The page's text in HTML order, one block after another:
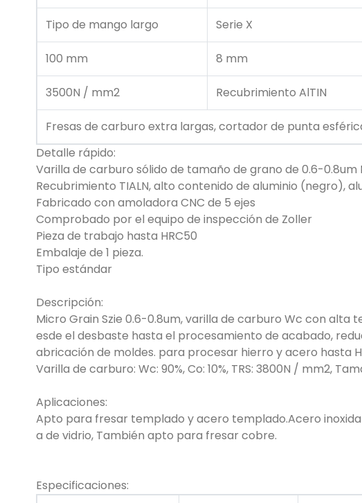
Tipo de mango largo Serie X
100 mm 8 mm
3500N / mm2 Recubrimiento AlTIN
Fresas de carburo extra largas, cortador de punta
Detalle rápido:
Varilla de carburo sólido de tamaño de grano de 0.6-0.8um
Recubrimiento TIALN, alto contenido de aluminio (negro),
Fabricado con amoladora CNC de 5 ejes
Comprobado por el equipo de inspección de Zoller
Pieza de trabajo hasta HRC50
Embalaje de 1 pieza.
Tipo estándar
Descripción:
Micro Grain Szie 0.6-0.8um, varilla de carburo Wc con
esde el desbaste hasta el procesamiento de acabado,
abricación de moldes. para procesar hierro y acero hasta
Varilla de carburo: Wc: 90%, Co: 10%, TRS: 3800N / mm2,
Aplicaciones:
Apto para fresar templado y acero templado.Acero
a de vidrio, También apto para fresar cobre.
Especificaciones: